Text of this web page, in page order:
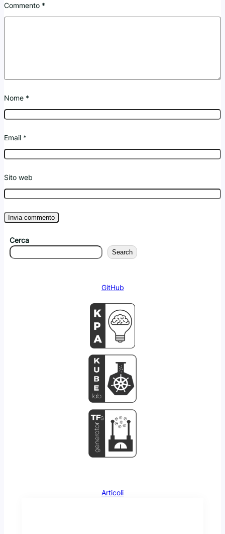
Commento *
Nome *
Email *
Sito web
Cerca
Search
GitHub
Articoli